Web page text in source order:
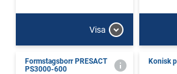
Visa
Formstagsborr PRESACT
PS3000-600
Konisk